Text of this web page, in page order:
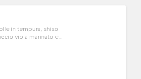
in tempura, shiso
viola marinato e